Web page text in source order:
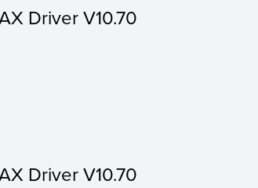
Driver V10.70
Driver V10.70